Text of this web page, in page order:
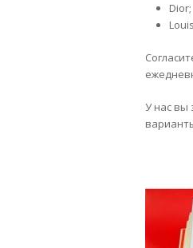
Dior;
У нас вы